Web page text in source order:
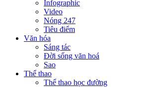
Infographic
Video
Nóng 247
Tiêu điểm
Văn hóa
Sáng tác
Đời sống văn hoá
Sao
Thể thao
Thể thao học đường